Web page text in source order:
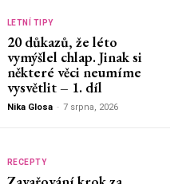
LETNÍ TIPY
20 důkazů, že léto
vymýšlel chlap. Jinak si
některé věci neumíme
vysvětlit – 1. díl
Nika Glosa - 7 srpna, 2026
RECEPTY